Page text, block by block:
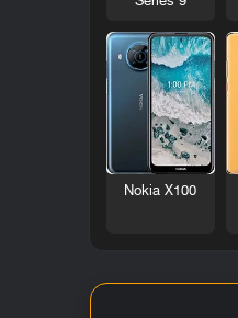
Nokia X100